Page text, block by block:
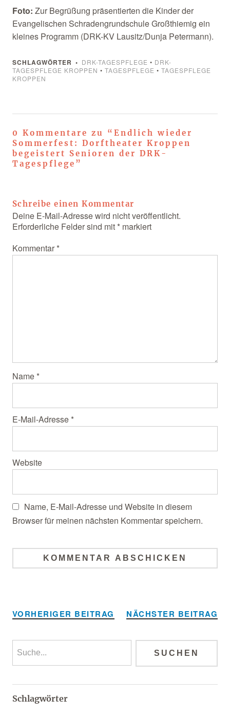
Foto: Zur Begrüßung präsentierten die Kinder der
Evangelischen Schradengrundschule Großthiemig ein
kleines Programm (DRK-KV Lausitz/Dunja Petermann).
SCHLAGWÖRTER DRK-TAGESPFLEGE • DRK-
TAGESPFLEGE KROPPEN • TAGESPFLEGE • TAGESPFLEGE
KROPPEN
0 Kommentare zu “ Endlich wieder
Sommerfest: Dorftheater Kroppen
begeistert Senioren der DRK-
Tagespflege ”
Schreibe einen Kommentar
Deine E-Mail-Adresse wird nicht veröffentlicht.
Erforderliche Felder sind mit *markiert
Kommentar *
Name *
E-Mail-Adresse *
Website
Name, E-Mail-Adresse und Website in diesem
Browser für meinen nächsten Kommentar speichern.
VORHERIGER BEITRAG NÄCHSTER BEITRAG
Schlagwörter